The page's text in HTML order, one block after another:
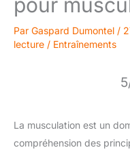
pour
Par Gaspard Dumontel /
lecture / Entraînements
La musculation est un
compréhension des